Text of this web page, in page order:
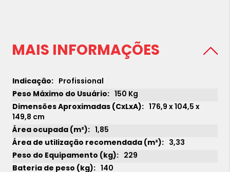
MAIS INFORMAÇÕES
Profissional
150 Kg
176,9 x 104,5 x
149,8 cm
1,85
3,33
229
140